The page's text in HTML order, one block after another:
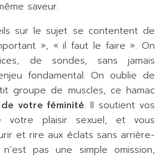
saveur.
sur le sujet se contentent de
», « il faut le faire ». On
de sondes, sans jamais
fondamental. On oublie de
groupe de muscles, ce hamac
votre féminité. Il soutient vos
votre plaisir sexuel, et vous
et rire aux éclats sans arrière-
pas une simple omission,